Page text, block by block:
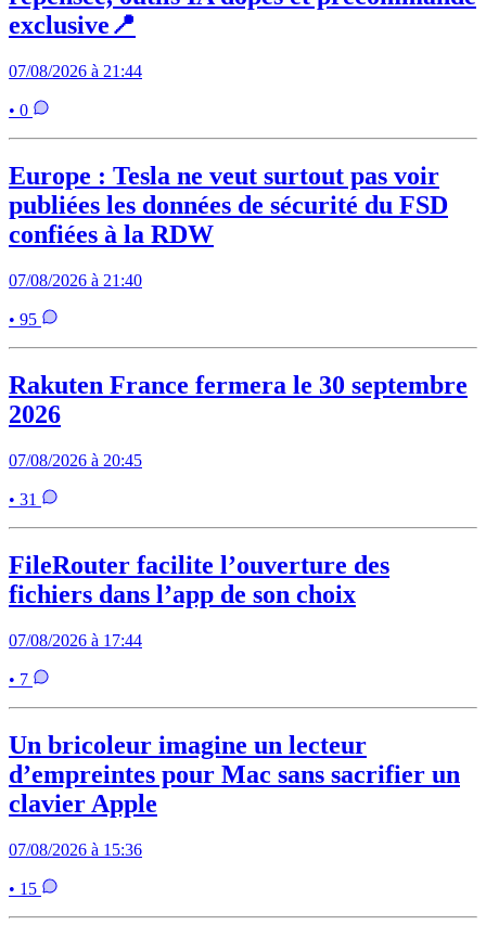
exclusive📍
07/08/2026 à 21:44
• 0
Europe : Tesla ne veut surtout pas voir
publiées les données de sécurité du FSD
confiées à la RDW
07/08/2026 à 21:40
• 95
Rakuten France fermera le 30 septembre
2026
07/08/2026 à 20:45
• 31
FileRouter facilite l’ouverture des
fichiers dans l’app de son choix
07/08/2026 à 17:44
• 7
Un bricoleur imagine un lecteur
d’empreintes pour Mac sans sacrifier un
clavier Apple
07/08/2026 à 15:36
• 15